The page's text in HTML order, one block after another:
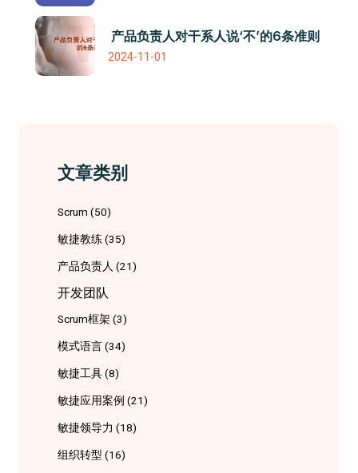
产品负责人对干系人说‘不’的6条准则
2024-11-01
文章类别
Scrum (50)
敏捷教练(35)
产品负责人(21)
开发团队
Scrum框架 (3)
模式语言(34)
敏捷工具(8)
敏捷应用案例 (21)
敏捷领导力 (18)
组织转型 (16)